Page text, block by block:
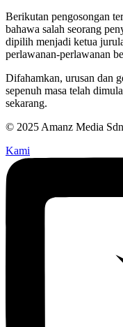
Berikutan pengosongan
bahawa salah seorang
dipilih menjadi ketua
perlawanan-perlawanan
Difahamkan, urusan dan
sepenuh masa telah
sekarang.
© 2025 Amanz Media
Kami